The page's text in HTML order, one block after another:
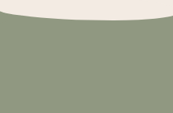
identitet.
bøger, der kan være
ting er i spil. Det kan
også bøger, der giver
er ikke altid noget, der